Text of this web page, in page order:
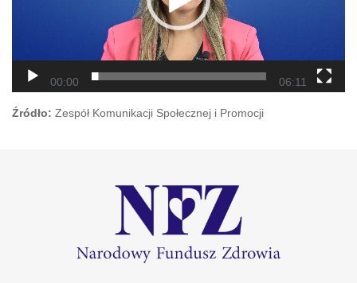
00:00 06:11
Źródło: Zespół Komunikacji Społecznej i Promocji